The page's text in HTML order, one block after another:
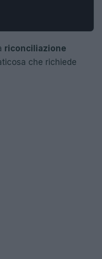
riconciliazione
che richiede